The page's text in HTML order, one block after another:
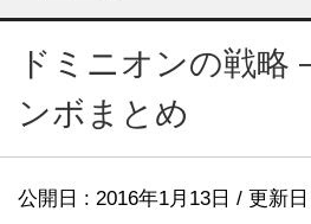
ドミニオンの戦略
ンボまとめ
公開日 : 2016年1月13日 / 更新